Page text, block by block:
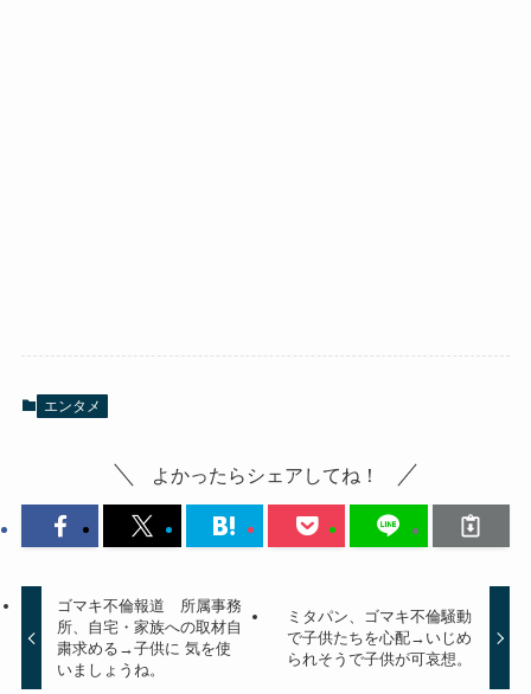
エンタメ
よかったらシェアしてね！
ゴマキ不倫報道 所属事務
所、自宅・家族への取材自
粛求める→子供に 気を使
いましょうね。
ミタパン、ゴマキ不倫騒動
で子供たちを心配→いじめ
られそうで子供が可哀想。